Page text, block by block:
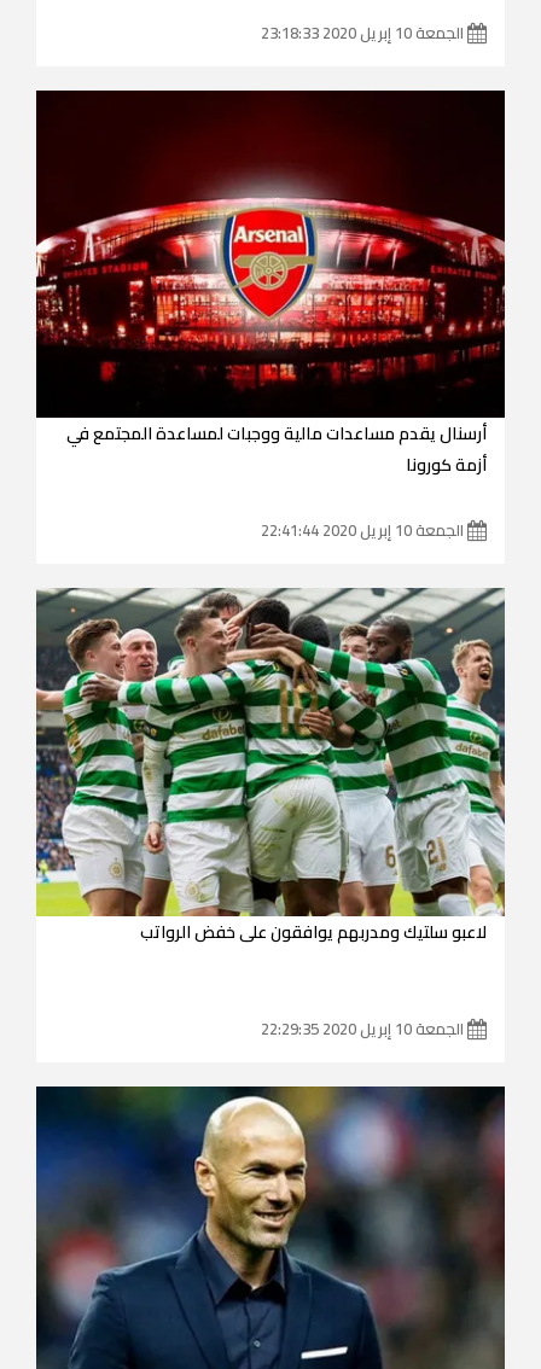
الجمعة 10 إبريل 2020 23:18:33
أرسنال يقدم مساعدات مالية ووجبات لمساعدة المجتمع في
أزمة كورونا
الجمعة 10 إبريل 2020 22:41:44
لاعبو سلتيك ومدربهم يوافقون على خفض الرواتب
الجمعة 10 إبريل 2020 22:29:35